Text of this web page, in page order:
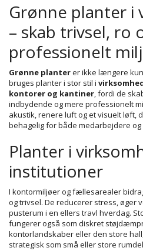
Grønne planter i
– skab trivsel, ro
professionelt
Grønne planterer ikke længere
bruges planter i stor stil i
kontorer og kantiner, fordi de
indbydende og mere professionelt
akustik, renere luft og et visuelt løft,
behagelig for både medarbejdere
Planter i
institutioner
I kontormiljøer og fællesarealer
og trivsel. De reducerer stress, øger
pusterum i en ellers travl hverdag.
fungerer også som diskret
kontorlandskaber eller den store
strategisk som små eller store